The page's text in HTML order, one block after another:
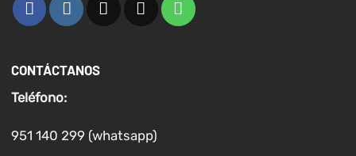
CONTÁCTANOS
Teléfono:
951 140 299 (whatsapp)